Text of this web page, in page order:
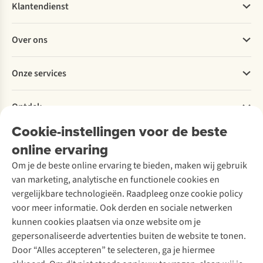
Cookie-instellingen voor de beste
online ervaring
Om je de beste online ervaring te bieden, maken wij gebruik
van marketing, analytische en functionele cookies en
vergelijkbare technologieën. Raadpleeg onze cookie policy
voor meer informatie. Ook derden en sociale netwerken
kunnen cookies plaatsen via onze website om je
gepersonaliseerde advertenties buiten de website te tonen.
Door “Alles accepteren” te selecteren, ga je hiermee
Klantendienst
Bestellen
Betalen
Levering
Retourneren
Bestelling herroepen
Garantie
Contact
Over ons
Explore More
Verantwoord ondernemen
Over Ayacucho
Onze winkels
Over A.S.Adventure
Toegankelijkheidsverklaring
Onze services
Ski-onderhoud
Wasservice
Schoenonderhoud
Schoenherstelling
Kledingherstelling
Retouches
Voor bedrijven
Ontdek
A.S.Magazine
Podcast
Explore Academy
Explore Camp
Gear Check
Inspiratie & advies
Meld je aan voor de nieuwsbrief
Follow us